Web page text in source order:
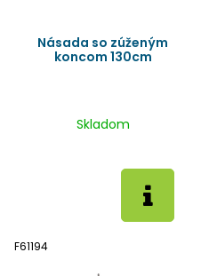
Násada so zúženým
koncom 130cm
Skladom
F61194